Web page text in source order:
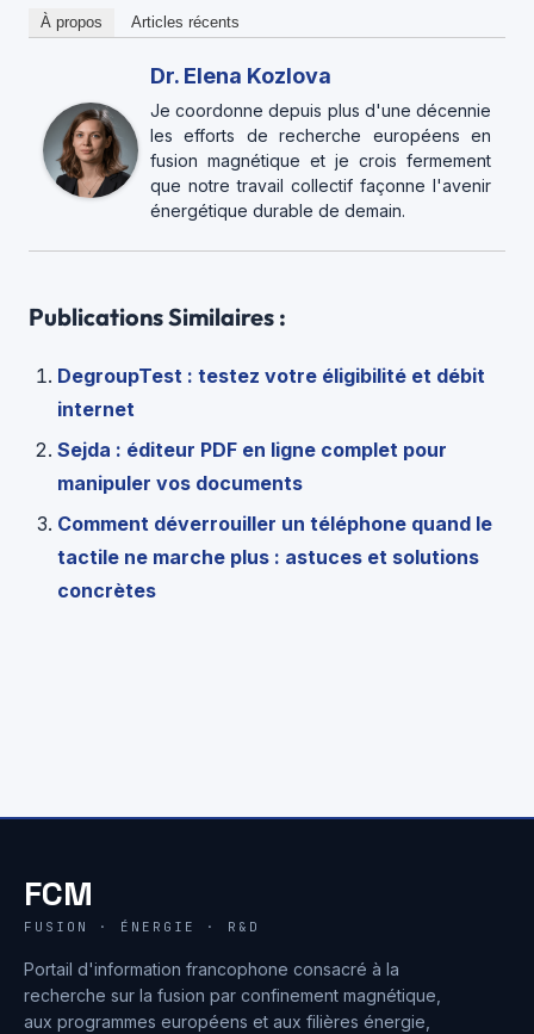
À propos Articles récents
Dr. Elena Kozlova
Je coordonne depuis plus d'une décennie
les efforts de recherche européens en
fusion magnétique et je crois fermement
que notre travail collectif façonne l'avenir
énergétique durable de demain.
Publications Similaires :
DegroupTest : testez votre éligibilité et débit
internet
Sejda : éditeur PDF en ligne complet pour
manipuler vos documents
Comment déverrouiller un téléphone quand le
tactile ne marche plus : astuces et solutions
concrètes
FCM
FUSION · ÉNERGIE · R&D
Portail d'information francophone consacré à la
recherche sur la fusion par confinement magnétique,
aux programmes européens et aux filières énergie,